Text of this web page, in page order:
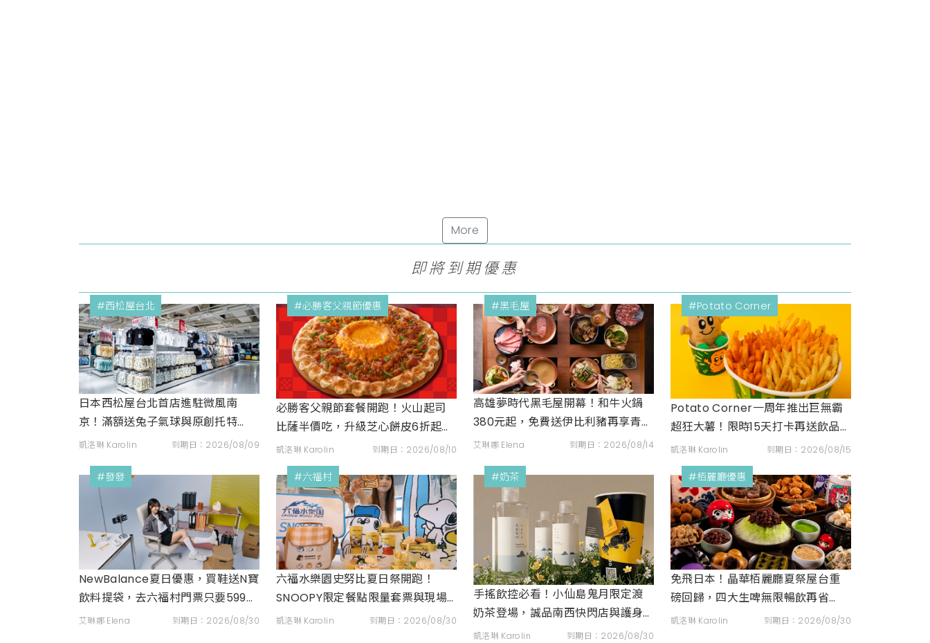
More
即將到期優惠
#西松屋台北
日本西松屋台北首店進駐微風南
京！滿額送兔子氣球與原創托特
包，指定夏裝享8折優惠
凱洛琳 Karolin 到期日：2026/08/09
#必勝客父親節優惠
必勝客父親節套餐開跑！火山起司
比薩半價吃，升級芝心餅皮6折起再
抽股票卡
凱洛琳 Karolin 到期日：2026/08/10
#黑毛屋
高雄夢時代黑毛屋開幕！和牛火鍋
380元起，免費送伊比利豬再享青森
蘋果冰淇淋加購價。
艾琳娜 Elena 到期日：2026/08/14
#Potato Corner
Potato Corner一周年推出巨無霸
超狂大薯！限時15天打卡再送飲品周
邊
凱洛琳 Karolin 到期日：2026/08/15
#發發
NewBalance夏日優惠，買鞋送N寶
飲料提袋，去六福村門票只要599元
起
艾琳娜 Elena 到期日：2026/08/30
#六福村
六福水樂園史努比夏日祭開跑！
SNOOPY限定餐點限量套票與現場
穿搭優惠全攻略
凱洛琳 Karolin 到期日：2026/08/30
#奶茶
手搖飲控必看！小仙島鬼月限定渡
奶茶登場，誠品南西快閃店與護身
符優惠一次看
凱洛琳 Karolin 到期日：2026/08/30
#栢麗廳優惠
免飛日本！晶華栢麗廳夏祭屋台重
磅回歸，四大生啤無限暢飲再省
1000元，日式小吃吃到飽
凱洛琳 Karolin 到期日：2026/08/30